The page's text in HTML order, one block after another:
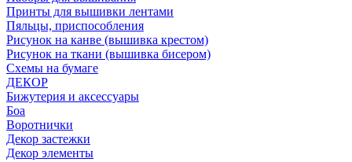
Принты для вышивки лентами
Пяльцы, приспособления
Рисунок на канве (вышивка крестом)
Рисунок на ткани (вышивка бисером)
Схемы на бумаге
ДЕКОР
Бижутерия и аксессуары
Боа
Воротнички
Декор застежки
Декор элементы